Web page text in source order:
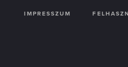
IMPRESSZUM